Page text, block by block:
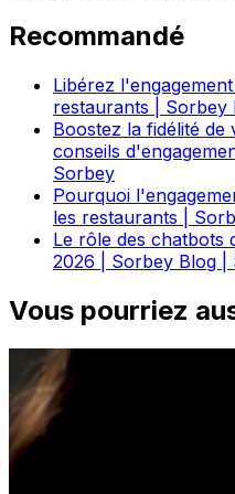
Recommandé
Libérez
restaurants | Sorbey
Boostez la fidélité
conseils
Sorbey
Pourquoi
les restaurants |
Le rôle des chatbots
2026 | Sorbey Blog |
Vous pourriez